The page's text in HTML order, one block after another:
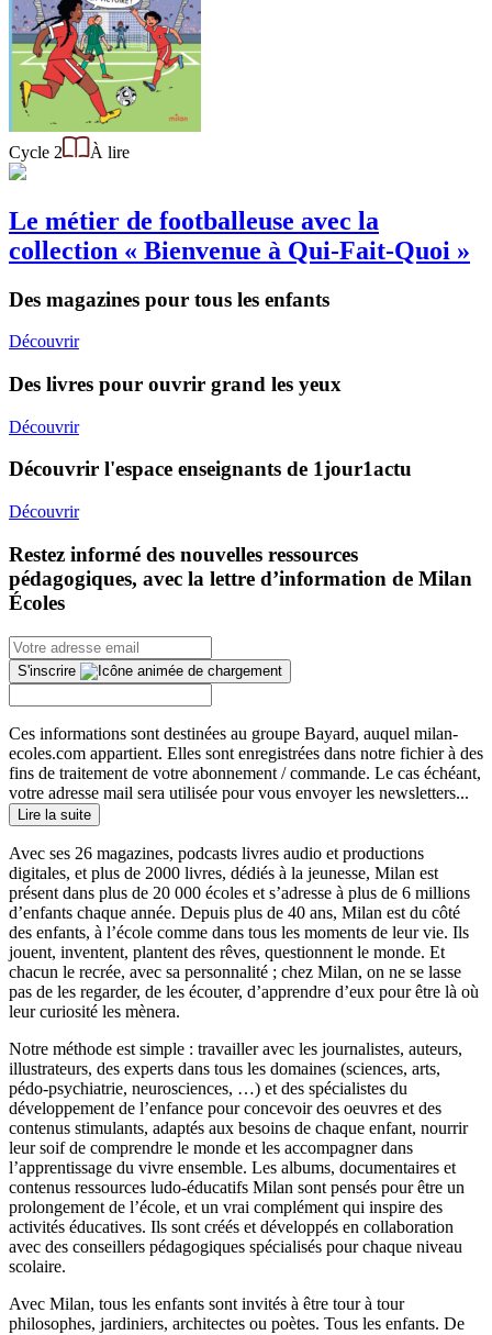
Cycle 2 À lire
Le métier de footballeuse avec la
collection « Bienvenue à Qui-Fait-Quoi »
Des magazines pour tous les enfants
Découvrir
Des livres pour ouvrir grand les yeux
Découvrir
Découvrir l'espace enseignants de 1jour1actu
Découvrir
Restez informé des nouvelles ressources
pédagogiques, avec la lettre d’information de Milan
Écoles
S'inscrire
Ces informations sont destinées au groupe Bayard, auquel milan-
ecoles.com appartient. Elles sont enregistrées dans notre fichier à des
fins de traitement de votre abonnement / commande. Le cas échéant,
votre adresse mail sera utilisée pour vous envoyer les newsletters...
Lire la suite
Avec ses 26 magazines, podcasts livres audio et productions
digitales, et plus de 2000 livres, dédiés à la jeunesse, Milan est
présent dans plus de 20 000 écoles et s’adresse à plus de 6 millions
d’enfants chaque année. Depuis plus de 40 ans, Milan est du côté
des enfants, à l’école comme dans tous les moments de leur vie. Ils
jouent, inventent, plantent des rêves, questionnent le monde. Et
chacun le recrée, avec sa personnalité ; chez Milan, on ne se lasse
pas de les regarder, de les écouter, d’apprendre d’eux pour être là où
leur curiosité les mènera.
Notre méthode est simple : travailler avec les journalistes, auteurs,
illustrateurs, des experts dans tous les domaines (sciences, arts,
pédo-psychiatrie, neurosciences, …) et des spécialistes du
développement de l’enfance pour concevoir des oeuvres et des
contenus stimulants, adaptés aux besoins de chaque enfant, nourrir
leur soif de comprendre le monde et les accompagner dans
l’apprentissage du vivre ensemble. Les albums, documentaires et
contenus ressources ludo-éducatifs Milan sont pensés pour être un
prolongement de l’école, et un vrai complément qui inspire des
activités éducatives. Ils sont créés et développés en collaboration
avec des conseillers pédagogiques spécialisés pour chaque niveau
scolaire.
Avec Milan, tous les enfants sont invités à être tour à tour
philosophes, jardiniers, architectes ou poètes. Tous les enfants. De